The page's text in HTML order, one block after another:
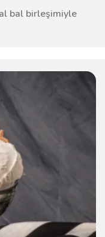
bal birleşimiyle